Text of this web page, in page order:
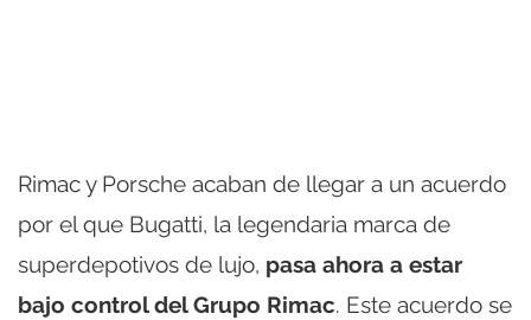
Rimac y Porsche acaban de llegar a un acuerdo
por el que Bugatti, la legendaria marca de
superdepotivos de lujo, pasa ahora a estar
bajo control del Grupo Rimac. Este acuerdo se